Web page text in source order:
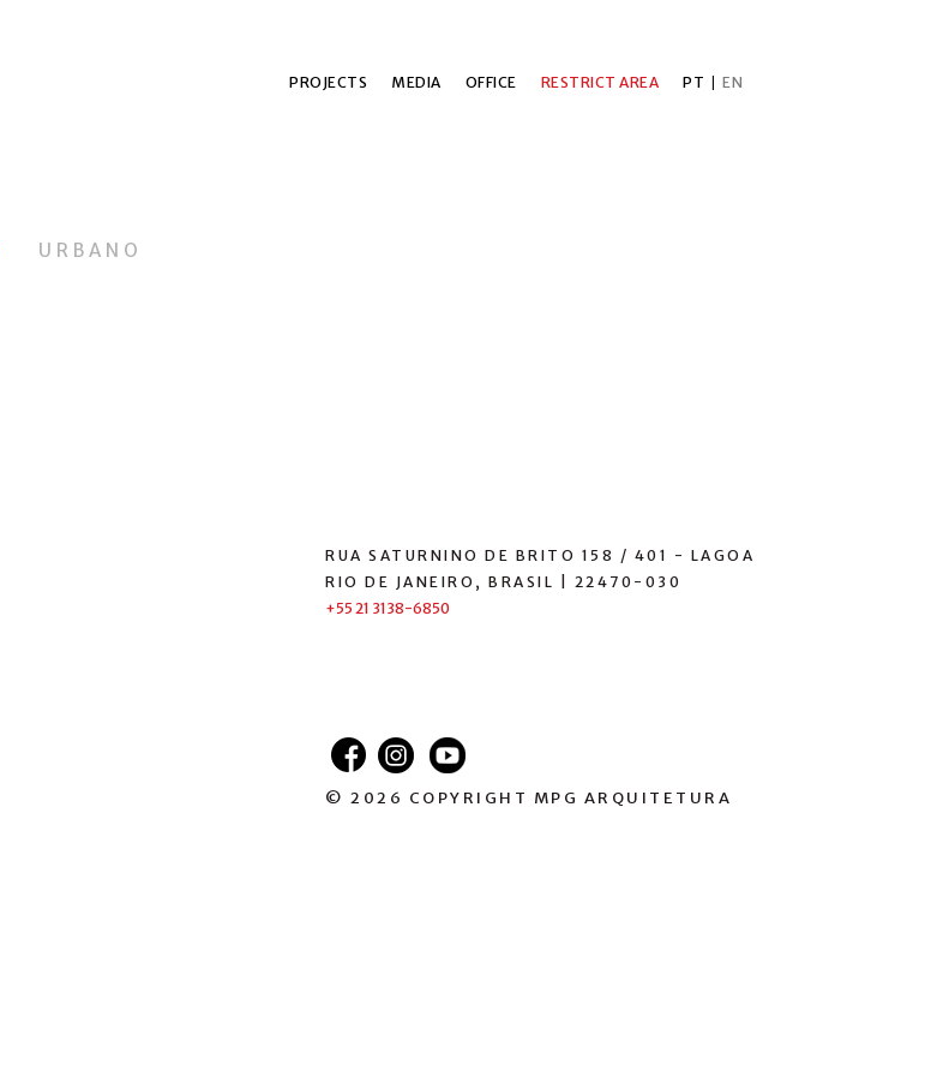
PROJECTS MEDIA OFFICE RESTRICT AREA PT EN
URBANO
RUA SATURNINO DE BRITO 158 / 401 - LAGOA
RIO DE JANEIRO, BRASIL | 22470-030
+55 21 3138-6850
© 2026 COPYRIGHT MPG ARQUITETURA